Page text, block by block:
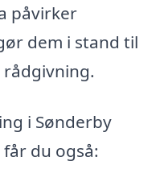
påvirker
dem i stand til
i Sønderby
du også: